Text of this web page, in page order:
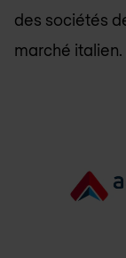
des sociétés
marché italien.